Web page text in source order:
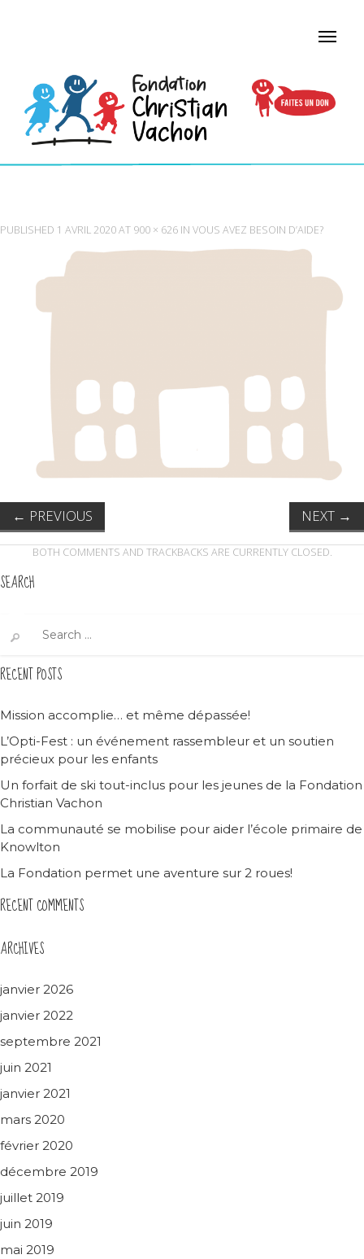
PUBLISHED 1 AVRIL 2020AT 900 × 626 IN VOUS AVEZ BESOIN D’AIDE?
← PREVIOUS NEXT →
BOTH COMMENTS AND TRACKBACKS ARE CURRENTLY CLOSED.
SEARCH
for:
RECENT POSTS
Mission accomplie… et même dépassée!
L’Opti-Fest : un événement rassembleur et un soutien
précieux pour les enfants
Un forfait de ski tout-inclus pour les jeunes de la Fondation
Christian Vachon
La communauté se mobilise pour aider l’école primaire de
Knowlton
La Fondation permet une aventure sur 2 roues!
RECENT COMMENTS
ARCHIVES
janvier 2026
janvier 2022
septembre 2021
juin 2021
janvier 2021
mars 2020
février 2020
décembre 2019
juillet 2019
juin 2019
mai 2019